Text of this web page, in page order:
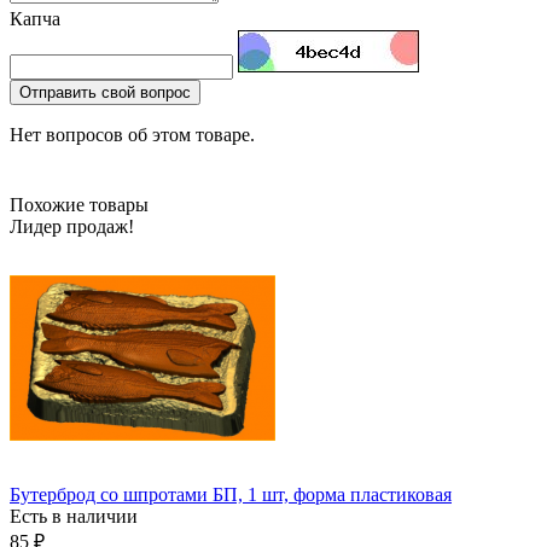
Капча
Отправить свой вопрос
Нет вопросов об этом товаре.
Похожие товары
Лидер продаж!
Бутерброд со шпротами БП, 1 шт, форма пластиковая
Есть в наличии
85 ₽